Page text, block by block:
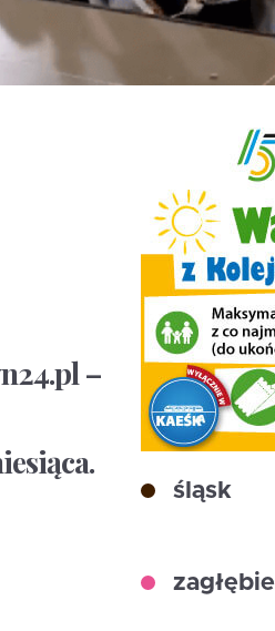
–
śląsk
zagłębie